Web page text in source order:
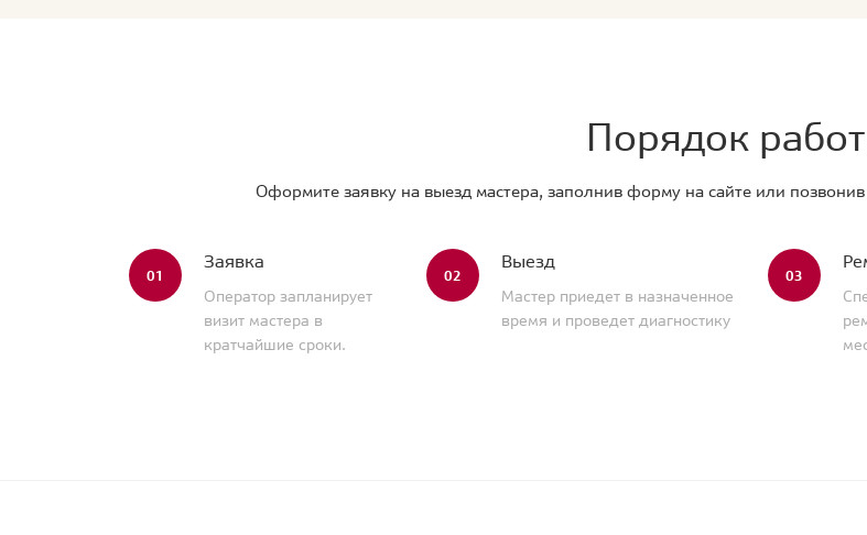
Порядок
Оформите заявку на выезд мастера, заполнив форму на сайте или
01
Заявка
Оператор запланирует
визит мастера в
кратчайшие сроки.
02
Выезд
Мастер приедет в назначенное
время и проведет диагностику
03